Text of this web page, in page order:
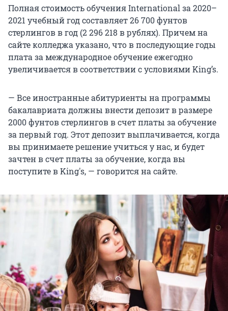
Полная стоимость обучения International за 2020–
2021 учебный год составляет 26 700 фунтов
стерлингов в год (2 296 218 в рублях). Причем на
сайте колледжа указано, что в последующие годы
плата за международное обучение ежегодно
увеличивается в соответствии с условиями King’s.
— Все иностранные абитуриенты на программы
бакалавриата должны внести депозит в размере
2000 фунтов стерлингов в счет платы за обучение
за первый год. Этот депозит выплачивается, когда
вы принимаете решение учиться у нас, и будет
зачтен в счет платы за обучение, когда вы
поступите в King's, — говорится на сайте.